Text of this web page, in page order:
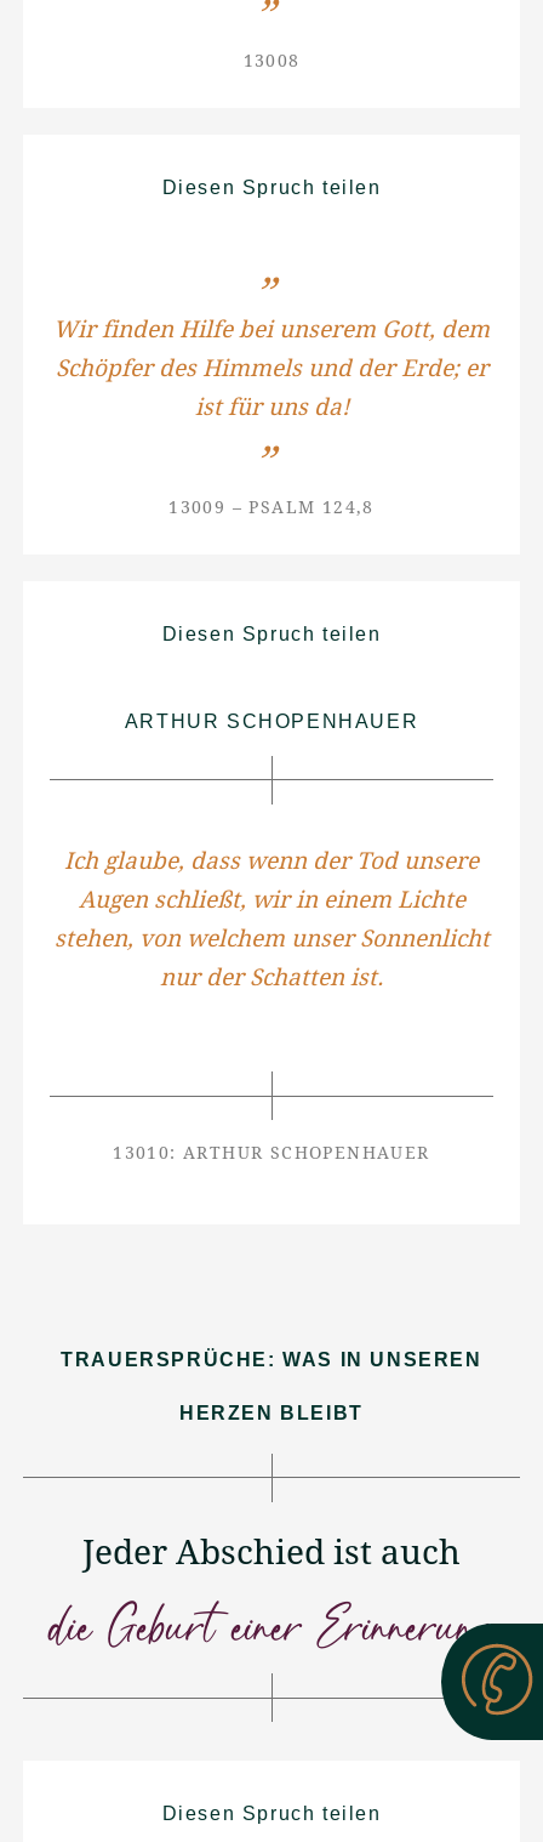
13008
Diesen Spruch teilen
Wir finden Hilfe bei unserem Gott, dem
Schöpfer des Himmels und der Erde; er
ist für uns da!
13009 – PSALM 124,8
Diesen Spruch teilen
ARTHUR SCHOPENHAUER
Ich glaube, dass wenn der Tod unsere
Augen schließt, wir in einem Lichte
stehen, von welchem unser Sonnenlicht
nur der Schatten ist.
13010: ARTHUR SCHOPENHAUER
TRAUERSPRÜCHE: WAS IN UNSEREN
HERZEN BLEIBT
Jeder Abschied ist auch
die Geburt einer Erinnerung
Diesen Spruch teilen